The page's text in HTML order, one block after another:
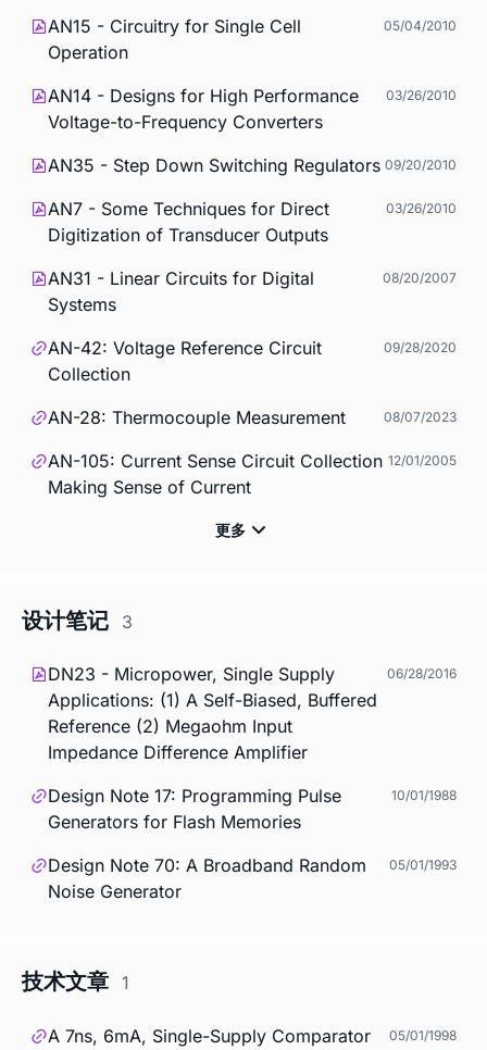
AN15 - Circuitry for Single Cell
Operation
05/04/2010
AN14 - Designs for High Performance
Voltage-to-Frequency Converters
03/26/2010
AN35 - Step Down Switching Regulators 09/20/2010
AN7 - Some Techniques for Direct
Digitization of Transducer Outputs
03/26/2010
AN31 - Linear Circuits for Digital
Systems
08/20/2007
AN-42: Voltage Reference Circuit
Collection
09/28/2020
AN-28: Thermocouple Measurement 08/07/2023
AN-105: Current Sense Circuit Collection
Making Sense of Current
12/01/2005
设计笔记 3
DN23 - Micropower, Single Supply
Applications: (1) A Self-Biased, Buffered
Reference (2) Megaohm Input
Impedance Difference Amplifier
06/28/2016
Design Note 17: Programming Pulse
Generators for Flash Memories
10/01/1988
Design Note 70: A Broadband Random
Noise Generator
05/01/1993
技术文章 1
A 7ns, 6mA, Single-Supply Comparator
05/01/1998